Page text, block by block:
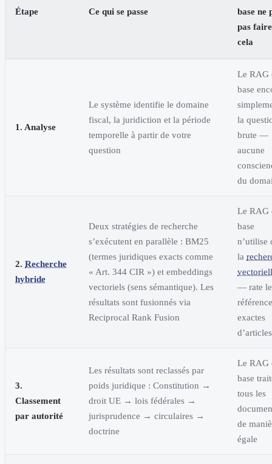
Étape Ce qui se passe
base ne
pas faire
cela
1. Analyse
Le système identifie le domaine
fiscal, la juridiction et la période
temporelle à partir de votre
question
Le RAG
base
la
brute —
aucune
du
2. Recherche
hybride
Deux stratégies de recherche
s’exécutent en parallèle : BM25
(termes juridiques exacts comme
« Art. 344 CIR ») et embeddings
vectoriels (sens sémantique). Les
résultats sont fusionnés via
Reciprocal Rank Fusion
Le RAG
base
n’utilise
la
— rate
exactes
d’articles
3.
Classement
par autorité
Les résultats sont reclassés par
poids juridique : Constitution →
droit UE → lois fédérales →
jurisprudence → circulaires →
doctrine
Le RAG
base
tous les
de
égale